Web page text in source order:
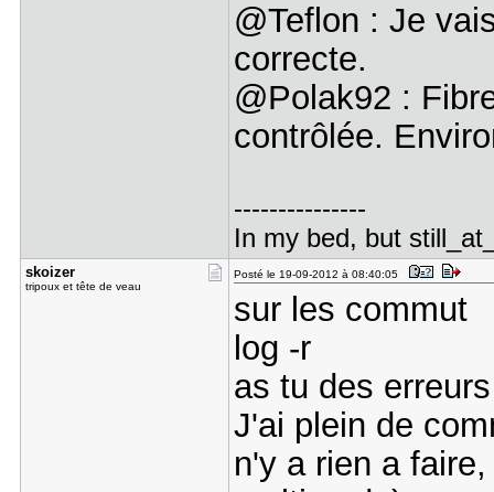
@Teflon : Je
correcte.
@Polak92 :
contrôlée.
---------------
In my bed, but
skoizer
tripoux et tête de veau
Posté le 19-09-2012 à 08:40:05
sur les commut
log -r
as tu des
J'ai plein de
n'y a rien a